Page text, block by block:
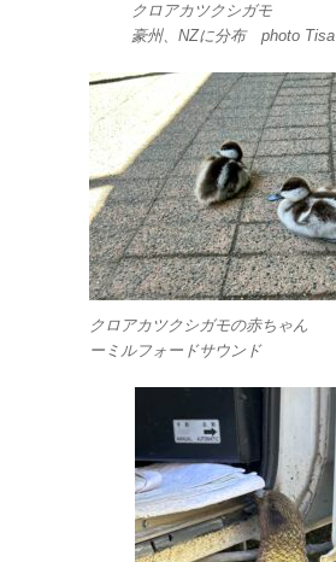
クロアカツクシガモ
豪州、NZに分布 photo Tisa
クロアカツクシガモの赤ちゃん
ーミルフォードサウンド